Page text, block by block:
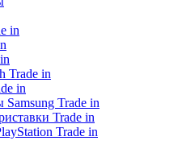
in
Trade in
in
Trade in
Trade in
Trade in